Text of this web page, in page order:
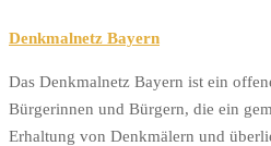
Denkmalnetz Bayern
Das Denkmalnetz Bayern ist ein
Bürgerinnen und Bürgern, die ein
Erhaltung von Denkmälern und